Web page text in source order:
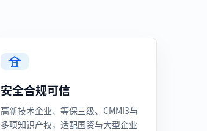
安全合规可信
高新技术企业、等保三级、CMMI3与
多项知识产权，适配国资与大型企业